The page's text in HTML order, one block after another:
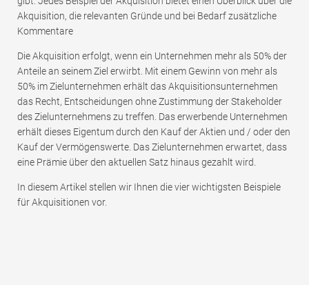
Akquisition, die relevanten Gründe und bei Bedarf zusätzliche
Kommentare
Die Akquisition erfolgt, wenn ein Unternehmen mehr als 50% der
Anteile an seinem Ziel erwirbt. Mit einem Gewinn von mehr als
50% im Zielunternehmen erhält das Akquisitionsunternehmen
das Recht, Entscheidungen ohne Zustimmung der Stakeholder
des Zielunternehmens zu treffen. Das erwerbende Unternehmen
erhält dieses Eigentum durch den Kauf der Aktien und / oder den
Kauf der Vermögenswerte. Das Zielunternehmen erwartet, dass
eine Prämie über den aktuellen Satz hinaus gezahlt wird.
In diesem Artikel stellen wir Ihnen die vier wichtigsten Beispiele
für Akquisitionen vor.